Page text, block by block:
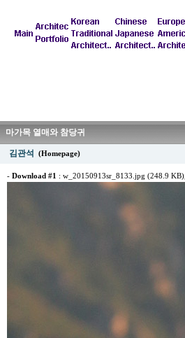
마가목 열매와 참당귀
김관석 (Homepage)
- Download #1 : w_20150913sr_8133.jpg (248.9 KB)